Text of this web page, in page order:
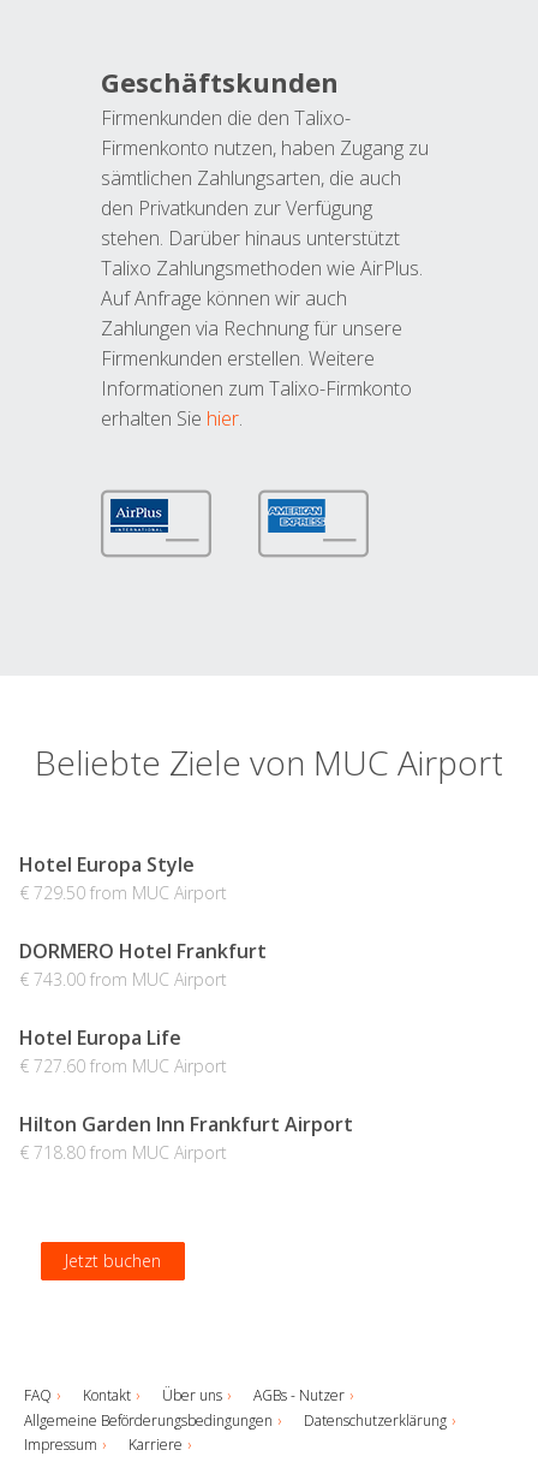
Geschäftskunden
Firmenkunden die den Talixo-
Firmenkonto nutzen, haben Zugang zu
sämtlichen Zahlungsarten, die auch
den Privatkunden zur Verfügung
stehen. Darüber hinaus unterstützt
Talixo Zahlungsmethoden wie AirPlus.
Auf Anfrage können wir auch
Zahlungen via Rechnung für unsere
Firmenkunden erstellen. Weitere
Informationen zum Talixo-Firmkonto
erhalten Sie hier.
Beliebte Ziele von MUC Airport
Hotel Europa Style
€ 729.50 from MUC Airport
Jetzt buchen
DORMERO Hotel Frankfurt
€ 743.00 from MUC Airport
Jetzt buchen
Hotel Europa Life
€ 727.60 from MUC Airport
Jetzt buchen
Hilton Garden Inn Frankfurt Airport
€ 718.80 from MUC Airport
Jetzt buchen
FAQ Kontakt Über uns
AGBs - Nutzer
Allgemeine Beförderungsbedingungen
Datenschutzerklärung
Impressum
Karriere